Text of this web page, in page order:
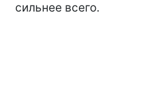
сильнее всего.